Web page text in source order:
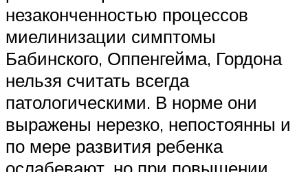
незаконченностью процессов
миелинизации симптомы
Бабинского, Оппенгейма, Гордона
нельзя считать всегда
патологическими. В норме они
выражены нерезко, непостоянны и
по мере развития ребенка